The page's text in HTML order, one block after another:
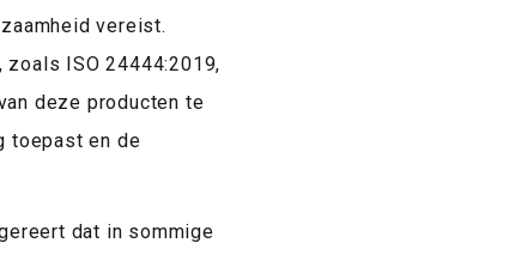
vereist.
ISO 24444:2019,
deze producten te
toepast en de
dat in sommige